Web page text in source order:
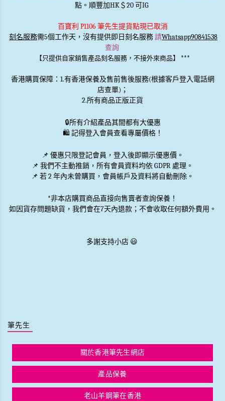
點。順豐加HK＄20 可IG
百寶利 P1106 筆先生提貨點現已取消
刻名服務需5個工作天，沒有提供即日刻名服務請Whatsapp90841538
查詢
【只提供自家銷售產品刻名服務，不接外來商品】 ***
香港購買保障：1.有香港保養及售前售後服務(根據客戶登入電話網
店查單)；
2.所有商品正版正貨
🔒所有介紹產品其間都有大優惠
🛍️ 記得登入會員查看專屬價格！
📌 優惠只限登記會員 ，登入後即顯示優惠價。
📌 我們不主動推銷 ，所有會員資料均依 GDPR 處理。
📌 若 2 年內未曾購買，會員帳戶及資料將自動刪除。
*非本店購買商品直接向售賣者查詢保養！
如因貨存問題缺貨，我們會在7天內退款；不會收取任何額外費用。
多謝支持小店 😃
筆先生
關於香港筆先生網店
產品保養
老山羊鋼筆在香港